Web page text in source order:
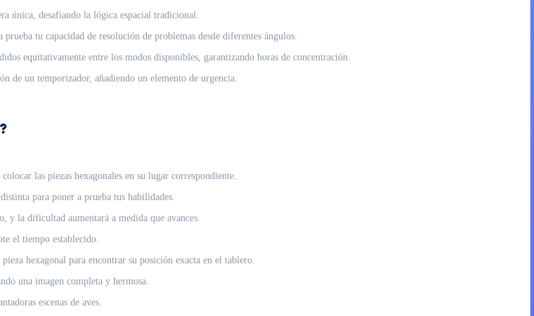
única, desafiando la lógica espacial tradicional.
tu capacidad de resolución de problemas desde diferentes ángulos.
equitativamente entre los modos disponibles, garantizando horas de concentración.
de un temporizador, añadiendo un elemento de urgencia.
las piezas hexagonales en su lugar correspondiente.
para poner a prueba tus habilidades.
y la dificultad aumentará a medida que avances.
el tiempo establecido.
hexagonal para encontrar su posición exacta en el tablero.
una imagen completa y hermosa.
escenas de aves.